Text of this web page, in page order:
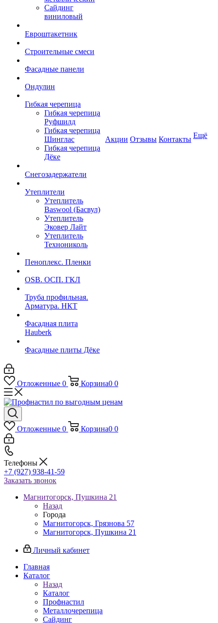
Сайдинг
виниловый
Евроштакетник
Строительные смеси
Фасадные панели
Ондулин
Гибкая черепица
Гибкая черепица
Руфшилд
Гибкая черепица
Шинглас
Гибкая черепица
Дёке
Снегозадержатели
Утеплители
Утеплитель
Baswool (Басвул)
Утеплитель
Эковер Лайт
Утеплитель
Технониколь
Пеноплекс. Пленки
OSB. ОСП. ГКЛ
Труба профильная.
Арматура. НКТ
Фасадная плита
Hauberk
Фасадные плиты Дёке
Акции Отзывы Контакты Ещё
Отложенные 0 Корзина0 0
Отложенные 0 Корзина0 0
Телефоны
+7 (927) 938-41-59
Заказать звонок
Магнитогорск, Пушкина 21
Назад
Города
Магнитогорск, Грязнова 57
Магнитогорск, Пушкина 21
Личный кабинет
Главная
Каталог
Назад
Каталог
Профнастил
Металлочерепица
Сайдинг